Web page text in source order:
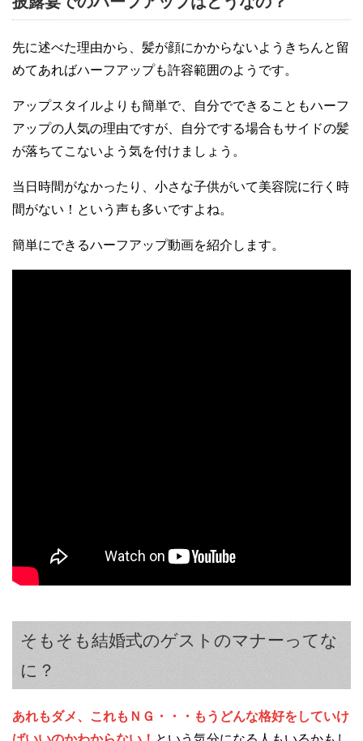
先に述べた理由から、髪が顔にかからないようきちんと留
めてあればハーフアップも許容範囲のようです。
アップスタイルよりも簡単で、自分でできることもハーフ
アップの人気の理由ですが、自分でする場合もサイドの髪
が落ちてこないよう気を付けましょう。
当日時間がなかったり、小さな子供がいて美容院に行く時
間がない！という声も多いですよね。
簡単にできるハーフアップ動画を紹介します。
そもそも結婚式のゲストのマナーってな
に？
あれもダメ、これもＮＧ・・・もうどんな格好をしていけ